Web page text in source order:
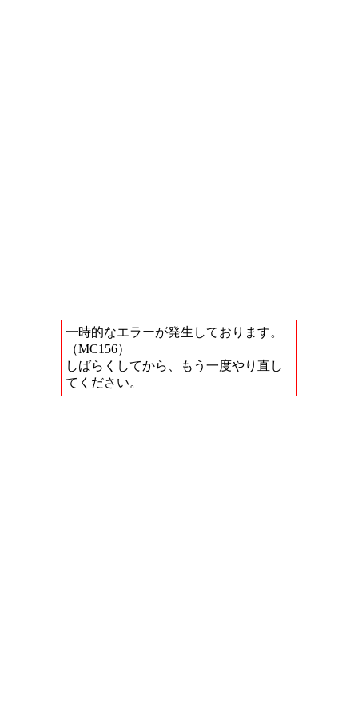
一時的なエラーが発生しております。
（MC156）
しばらくしてから、もう一度やり直し
てください。